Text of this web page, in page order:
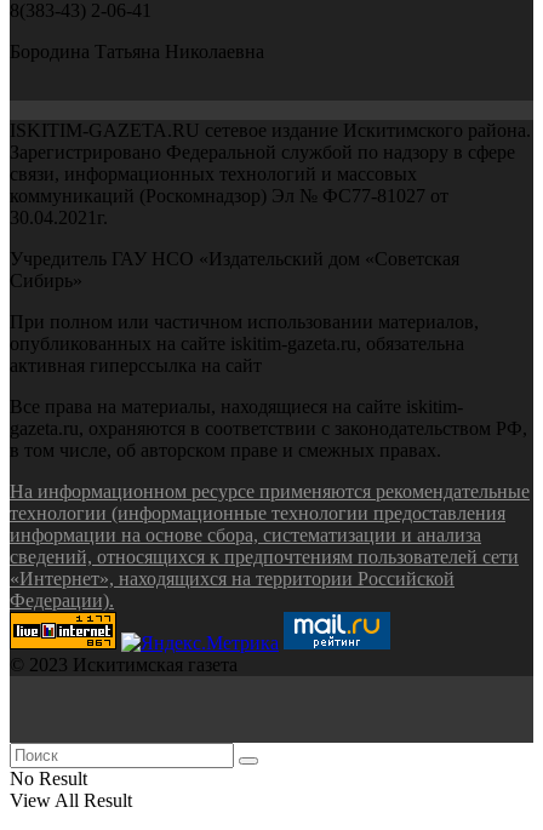
8(383-43) 2-06-41
Бородина Татьяна Николаевна
ISKITIM-GAZETA.RU сетевое издание Искитимского района.
Зарегистрировано Федеральной службой по надзору в сфере
связи, информационных технологий и массовых
коммуникаций (Роскомнадзор) Эл № ФС77-81027 от
30.04.2021г.
Учредитель ГАУ НСО «Издательский дом «Советская
Сибирь»
При полном или частичном использовании материалов,
опубликованных на сайте iskitim-gazeta.ru, обязательна
активная гиперссылка на сайт
Все права на материалы, находящиеся на сайте iskitim-
gazeta.ru, охраняются в соответствии с законодательством РФ,
в том числе, об авторском праве и смежных правах.
На информационном ресурсе применяются рекомендательные
технологии (информационные технологии предоставления
информации на основе сбора, систематизации и анализа
сведений, относящихся к предпочтениям пользователей сети
«Интернет», находящихся на территории Российской
Федерации).
© 2023 Искитимская газета
No Result
View All Result